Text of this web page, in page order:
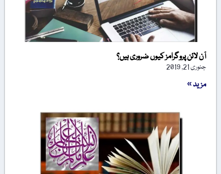
آن لائن پروگرامز کیوں ضروری ہیں؟
جنوری 21, 2019
مزید »